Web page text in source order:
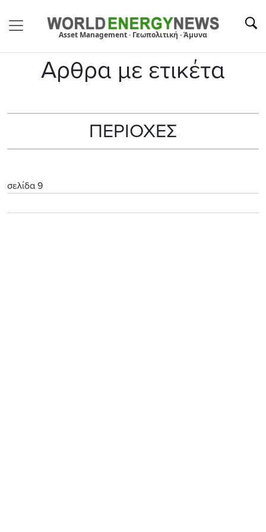
Asset Management · Γεωπολιτική · Άμυνα
Αρθρα με ετικέτα
ΠΕΡΙΟΧΕΣ
σελίδα 9